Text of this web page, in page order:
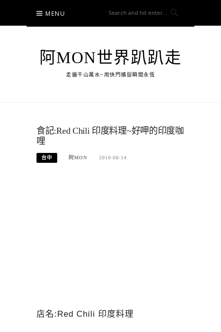
content
MENU
阿MON世界趴趴走
走遍千山萬水~用快門捕捉瞬間永恆
食記:Red Chili 印度料理~好呷的印度咖
哩
台中 阿MON 2010-08-14
店名:Red Chili 印度料理